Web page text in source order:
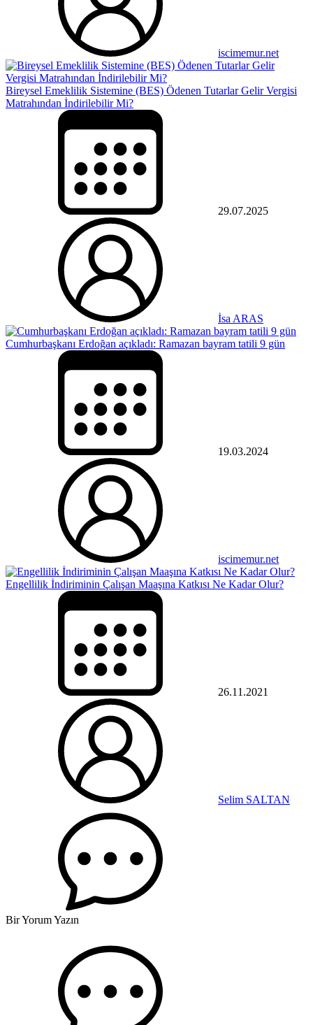
iscimemur.net
Bireysel Emeklilik Sistemine (BES) Ödenen Tutarlar Gelir Vergisi
Matrahından İndirilebilir Mi?
29.07.2025
İsa ARAS
Cumhurbaşkanı Erdoğan açıkladı: Ramazan bayram tatili 9 gün
19.03.2024
iscimemur.net
Engellilik İndiriminin Çalışan Maaşına Katkısı Ne Kadar Olur?
26.11.2021
Selim SALTAN
Bir Yorum Yazın